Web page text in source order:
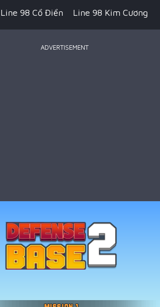
Line 98 Cổ Điển Line 98 Kim Cương
ADVERTISEMENT